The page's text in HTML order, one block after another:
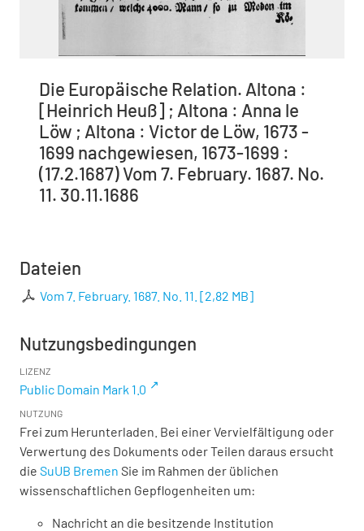
Die Europäische Relation. Altona :
[Heinrich Heuß] ; Altona : Anna le
Löw ; Altona : Victor de Löw, 1673 -
1699 nachgewiesen, 1673-1699 :
(17.2.1687) Vom 7. February. 1687. No.
11. 30.11.1686
Dateien
Vom 7. February. 1687. No. 11. [2,82 MB]
Nutzungsbedingungen
LIZENZ
Public Domain Mark 1.0
NUTZUNG
Frei zum Herunterladen. Bei einer Vervielfältigung oder
Verwertung des Dokuments oder Teilen daraus ersucht
die SuUB Bremen Sie im Rahmen der üblichen
wissenschaftlichen Gepflogenheiten um:
Nachricht an die besitzende Institution